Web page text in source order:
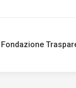
Fondazione